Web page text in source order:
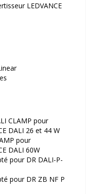
LEDVANCE
CLAMP pour
DALI 26 et 44 W
pour
DALI 60W
pour DR DALI-P-
pour DR ZB NF P